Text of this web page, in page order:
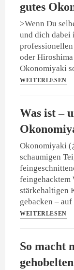
gutes
>Wenn Du
und dich dabei
oder
Okonomiyaki
WEITERLESEN
Was ist –
Okonomiyaki (
schaumigen
feingehacktem
stärkehaltigen
gebacken –
WEITERLESEN
So macht